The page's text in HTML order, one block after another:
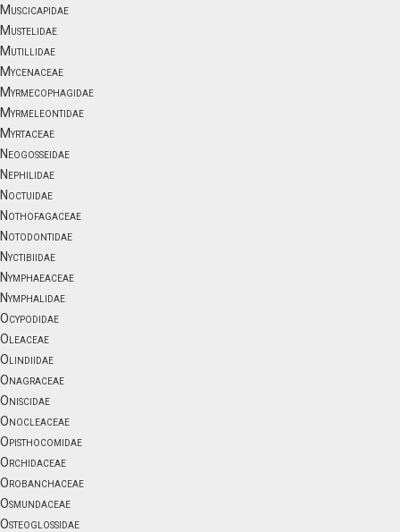
Muscicapidae
Mustelidae
Mutillidae
Mycenaceae
Myrmecophagidae
Myrmeleontidae
Myrtaceae
Neogosseidae
Nephilidae
Noctuidae
Nothofagaceae
Notodontidae
Nyctibiidae
Nymphaeaceae
Nymphalidae
Ocypodidae
Oleaceae
Olindiidae
Onagraceae
Oniscidae
Onocleaceae
Opisthocomidae
Orchidaceae
Orobanchaceae
Osmundaceae
Osteoglossidae